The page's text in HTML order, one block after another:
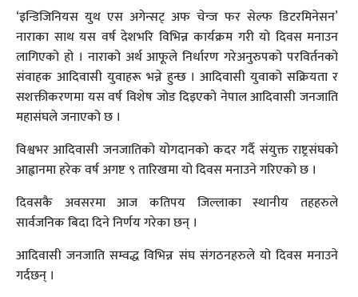
संवाद
‘इन्डिजिनियस युथ एस अगेन्सट् अफ चेन्ज फर सेल्फ डिटरमिनेसन’
नाराका साथ यस वर्ष देशभरि विभिन्न कार्यक्रम गरी यो दिवस मनाउन
लागिएको हो । नाराको अर्थ आफूले निर्धारण गरेअनुरुपको परविर्तनको
संवाहक आदिवासी युवाहरू भन्ने हुन्छ । आदिवासी युवाको सक्रियता र
सशक्तीकरणमा यस वर्ष विशेष जोड दिइएको नेपाल आदिवासी जनजाति
महासंघले जनाएको छ ।
विश्वभर आदिवासी जनजातिको योगदानको कदर गर्दै संयुक्त राष्ट्रसंघको
आह्वानमा हरेक वर्ष अगष्ट ९ तारिखमा यो दिवस मनाउने गरिएको छ ।
दिवसकै अवसरमा आज कतिपय जिल्लाका स्थानीय तहहरुले
सार्वजनिक बिदा दिने निर्णय गरेका छन् ।
आदिवासी जनजाति सम्वद्ध विभिन्न संघ संगठनहरुले यो दिवस मनाउने
गर्दछन् ।